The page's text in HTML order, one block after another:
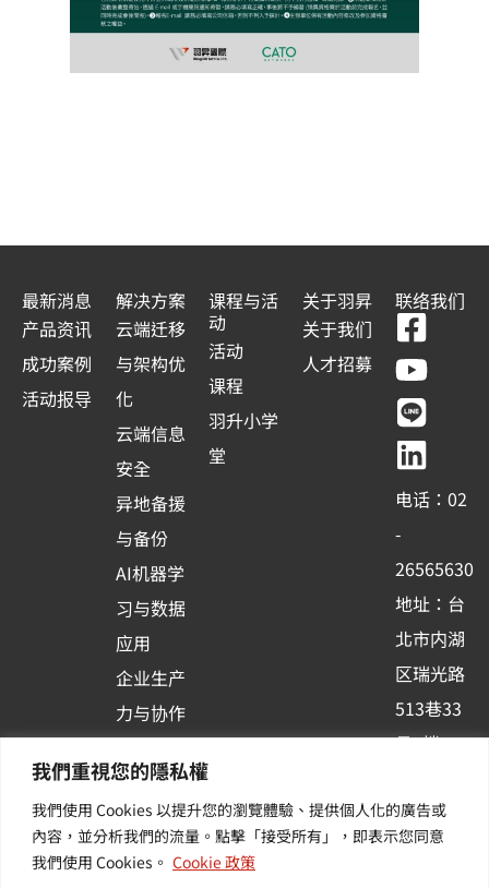
我們重視您的隱私權
我們使用 Cookies 以提升您的瀏覽體驗、提供個人化的廣告或
內容，並分析我們的流量。點擊「接受所有」，即表示您同意
我們使用 Cookies。 Cookie 政策
最新消息
产品资讯
成功案例
活动报导
解决方案
云端迁移
与架构优
化
云端信息
安全
异地备援
与备份
AI机器学
习与数据
应用
企业生产
力与协作
台应用
其他/增
值服务
课程与活
动
活动
课程
羽升小学
堂
关于羽昇
关于我们
人才招募
联络我们
F
a
c
e
b
o
o
k
-
s
q
u
a
r
Y
o
u
t
u
b
e
L
i
n
e
L
i
n
k
e
d
i
n
电话：02
-
26565630
地址：台
北市内湖
区瑞光路
513巷33
号6楼
新讯 | 提
供您最新